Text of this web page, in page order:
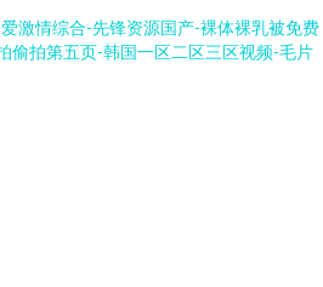
激情综合-先锋资源国产-裸体裸乳被免费
偷拍第五页-韩国一区二区三区视频-毛片